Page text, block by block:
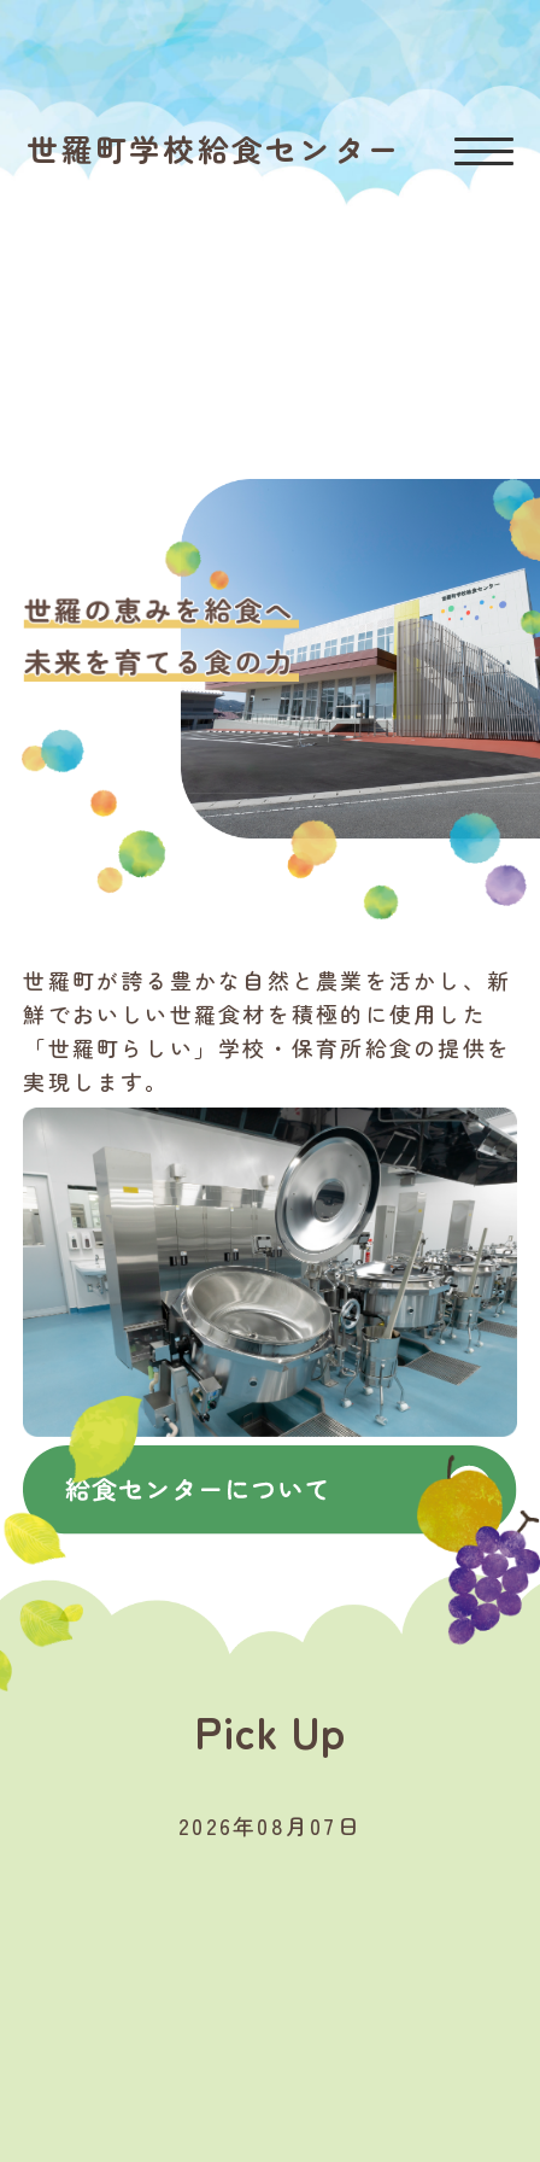
世羅町学校給食センター
世羅町が誇る豊かな自然と農業を活かし、新
鮮でおいしい世羅食材を積極的に使用した
「世羅町らしい」学校・保育所給食の提供を
実現します。
Pick Up
2026年08月07日